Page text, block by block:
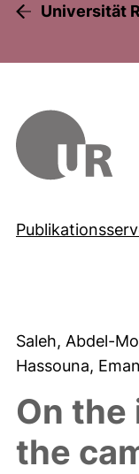
Universität
Saleh, Abdel-
Hassouna,
On
the